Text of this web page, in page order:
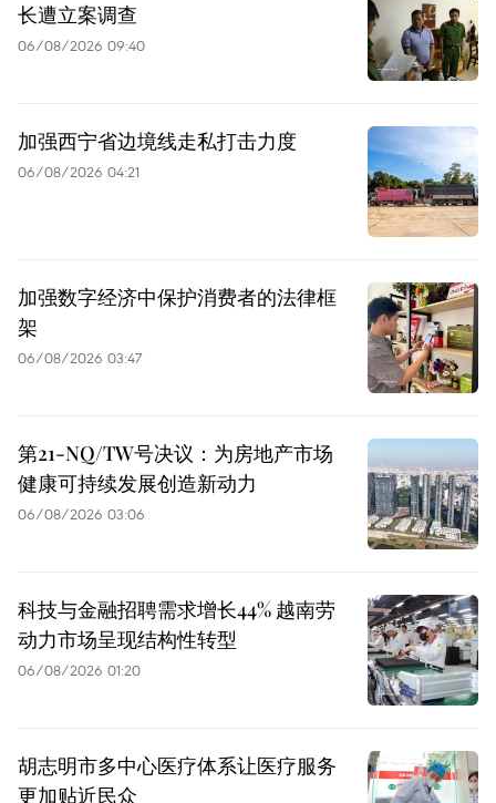
长遭立案调查
06/08/2026 09:40
加强西宁省边境线走私打击力度
06/08/2026 04:21
加强数字经济中保护消费者的法律框
架
06/08/2026 03:47
第21-NQ/TW号决议：为房地产市场
健康可持续发展创造新动力
06/08/2026 03:06
科技与金融招聘需求增长44% 越南劳
动力市场呈现结构性转型
06/08/2026 01:20
胡志明市多中心医疗体系让医疗服务
更加贴近民众